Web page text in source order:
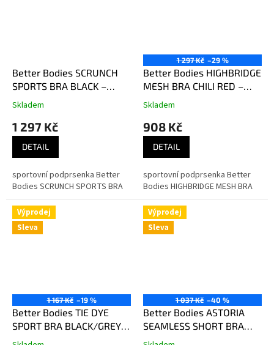
Better Bodies SCRUNCH
SPORTS BRA BLACK –
sportovní podprsenka
Skladem
1 297 Kč
DETAIL
sportovní podprsenka Better
Bodies SCRUNCH SPORTS BRA
1 297 Kč –29 %
Better Bodies HIGHBRIDGE
MESH BRA CHILI RED –
sportovní podprsenka
Skladem
908 Kč
DETAIL
sportovní podprsenka Better
Bodies HIGHBRIDGE MESH BRA
Výprodej
Sleva
1 167 Kč –19 %
Better Bodies TIE DYE
SPORT BRA BLACK/GREY –
sportovní podprsenka
Výprodej
Sleva
1 037 Kč –40 %
Better Bodies ASTORIA
SEAMLESS SHORT BRA
CHILI RED MELANGE –